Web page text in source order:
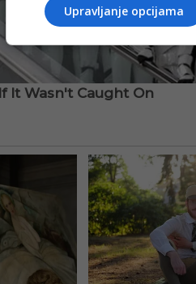
Upravljanje opcijama